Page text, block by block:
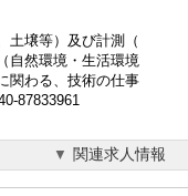
土壌等）及び計測（
自然環境・生活環境
関わる、技術の仕事
87833961
関連求人情報